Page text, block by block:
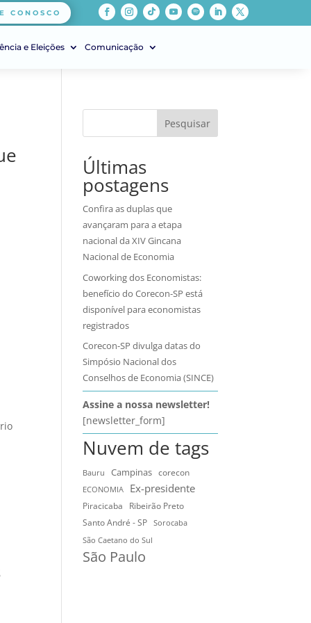
CONOSCO
e Eleições Comunicação
Pesquisar
Últimas
postagens
Confira as duplas que
avançaram para a etapa
nacional da XIV Gincana
Nacional de Economia
Coworking dos Economistas:
benefício do Corecon-SP está
disponível para economistas
registrados
Corecon-SP divulga datas do
Simpósio Nacional dos
Conselhos de Economia (SINCE)
Assine a nossa newsletter!
[newsletter_form]
Nuvem de tags
Bauru Campinas
corecon
ECONOMIA
Ex-presidente
Piracicaba
Ribeirão Preto
Santo André - SP
Sorocaba
São Caetano do Sul
São Paulo